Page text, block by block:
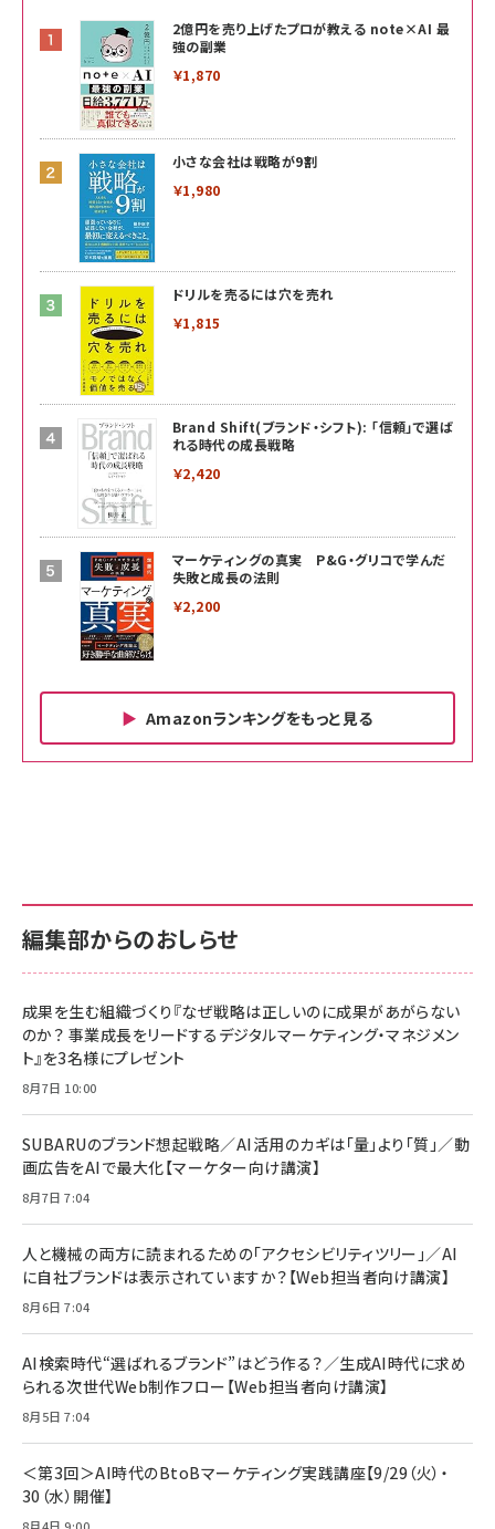
2億円を売り上げたプロが教える note×AI 最
強の副業
￥1,870
小さな会社は戦略が9割
￥1,980
ドリルを売るには穴を売れ
￥1,815
Brand Shift(ブランド・シフト): 「信頼」で選ば
れる時代の成長戦略
￥2,420
マーケティングの真実 P&G・グリコで学んだ
失敗と成長の法則
￥2,200
Amazonランキングをもっと見る
￥880
anan(アンアン)2026/06/24号 No.2500増刊
スペシャルエディション[王道エンタメの矜持／
￥1,100
anan(アンアン)2026/07/08号 No.2502[2026
￥880
ママ投資家が育休中に１億貯めた株式投資
組織の成果を最大化する ルールのデザイン
￥1,980
Amazonランキングをもっと見る
サポート正規品 メーカー保証5年 KLMEA128G
NIMASO ガラスフィルム iPhone 17 用 保護フィ
すい ガイド枠付き いPhone17 (6.3インチ) 対応
2枚セット DSP25F1698
￥1,599
￥6,980
全ワイヤレスイヤホン/アクティブノイズキャンセリ
技術基準適合】ブラック
￥5,990
ケーブル Anker絡まないケーブル 240W 結束バン
ド付き USB PD対応 シリコン素材採用 iPhone
17 / 16 / 15 / Galaxy iPad Pro MacBook
Pro/Air 各種対応 (1.8m ミッドナイトブラック)
￥1,890
サポート正規品 メーカー保証5年 KLMEA128G
Amazon eギフトカード - Amazonロゴ - クラ
￥5,000
Anker PowerLine III Flow USB-C & USB-C
Pro/Air 各種対応 (1.8m ミッドナイトブラック)
￥1,890
サッポロ 生ビール 黒ラベル 350ml 缶 24本 ビー
ル ケース買い【6/30応募〆切! 黒ラベルビヤセラー
￥4,857
編集部からのおしらせ
成果を生む組織づくり『なぜ戦略は正しいのに成果があがらない
のか？ 事業成長をリードするデジタルマーケティング・マネジメン
ト』を3名様にプレゼント
8月7日 10:00
SUBARUのブランド想起戦略／AI活用のカギは「量」より「質」／動
画広告をAIで最大化【マーケター向け講演】
8月7日 7:04
人と機械の両方に読まれるための「アクセシビリティツリー」／AI
に自社ブランドは表示されていますか？【Web担当者向け講演】
8月6日 7:04
AI検索時代“選ばれるブランド”はどう作る？／生成AI時代に求め
られる次世代Web制作フロー【Web担当者向け講演】
8月5日 7:04
＜第3回＞AI時代のBtoBマーケティング実践講座【9/29（火）・
30（水）開催】